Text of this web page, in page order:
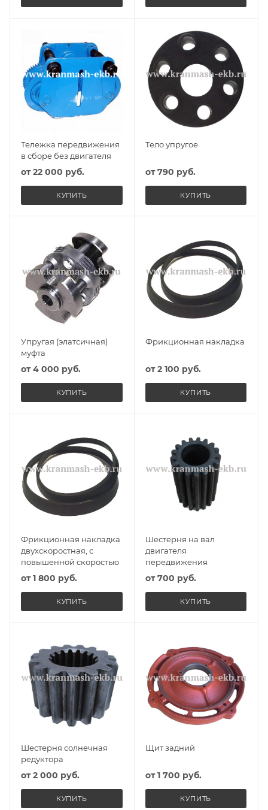
Тележка передвижения
в сборе без двигателя
от22 000 руб.
КУПИТЬ
Тело упругое
от790 руб.
КУПИТЬ
Упругая (элатсичная)
муфта
от4 000 руб.
КУПИТЬ
Фрикционная накладка
от2 100 руб.
КУПИТЬ
Фрикционная накладка
двухскоростная, с
повышенной скоростью
от1 800 руб.
КУПИТЬ
Шестерня на вал
двигателя
передвижения
от700 руб.
КУПИТЬ
Шестерня солнечная
редуктора
от2 000 руб.
КУПИТЬ
Щит задний
от1 700 руб.
КУПИТЬ